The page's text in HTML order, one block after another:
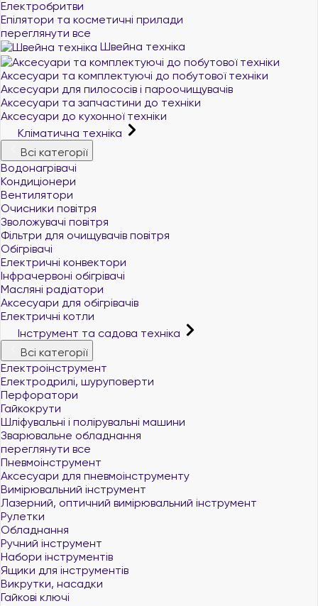
Електробритви
Епілятори та косметичні прилади
переглянути все
Швейна техніка
Аксесуари та комплектуючі до побутової техніки
Аксесуари для пилососів і пароочищувачів
Аксесуари та запчастини до техніки
Аксесуари до кухонної техніки
Кліматична техніка
Всі категорії
Водонагрівачі
Кондиціонери
Вентилятори
Очисники повітря
Зволожувачі повітря
Фільтри для очищувачів повітря
Обігрівачі
Електричні конвектори
Інфрачервоні обігрівачі
Масляні радіатори
Аксесуари для обігрівачів
Електричні котли
Інструмент та садова техніка
Всі категорії
Електроінструмент
Електродрилі, шуруповерти
Перфоратори
Гайкокрути
Шліфувальні і полірувальні машини
Зварювальне обладнання
переглянути все
Пневмоінструмент
Аксесуари для пневмоінструменту
Вимірювальний інструмент
Лазерний, оптичний вимірювальний інструмент
Рулетки
Обладнання
Ручний інструмент
Набори інструментів
Ящики для інструментів
Викрутки, насадки
Гайкові ключі